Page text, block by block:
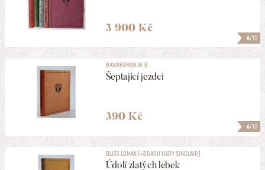
6/10
3 900 Kč
6/10
BANNERMAN W. B.
Šeptající jezdci
390 Kč
BLISS LOMAX [=DRAGO HARY SINCLAIR]
Údolí zlatých lebek